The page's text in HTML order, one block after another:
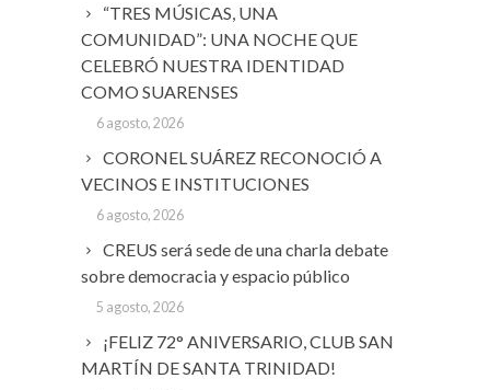
“TRES MÚSICAS, UNA
COMUNIDAD”: UNA NOCHE QUE
CELEBRÓ NUESTRA IDENTIDAD
COMO SUARENSES
6 agosto, 2026
CORONEL SUÁREZ RECONOCIÓ A
VECINOS E INSTITUCIONES
6 agosto, 2026
CREUS será sede de una charla debate
sobre democracia y espacio público
5 agosto, 2026
¡FELIZ 72° ANIVERSARIO, CLUB SAN
MARTÍN DE SANTA TRINIDAD!